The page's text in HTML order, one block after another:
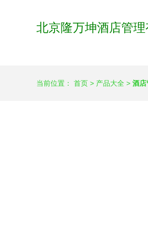
北京隆万坤酒店管理
当前位置： 首页 > 产品大全 > 酒店